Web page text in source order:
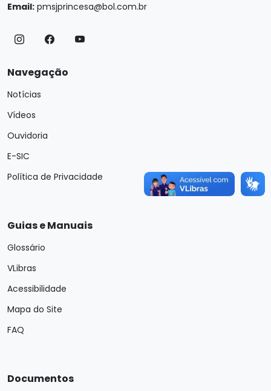
Email: pmsjprincesa@bol.com.br
Navegação
Notícias
Vídeos
Ouvidoria
E-SIC
Política de Privacidade
Guias e Manuais
Glossário
VLibras
Acessibilidade
Mapa do Site
FAQ
Documentos